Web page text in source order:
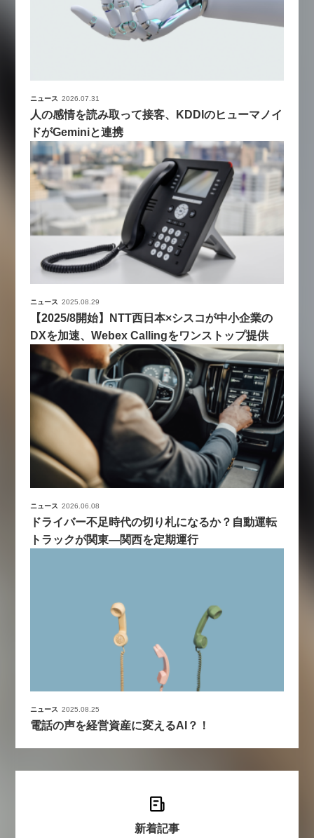
ニュース 2026.07.31
人の感情を読み取って接客、KDDIのヒューマノイ
ドがGeminiと連携
ニュース 2025.08.29
【2025/8開始】NTT西日本×シスコが中小企業の
DXを加速、Webex Callingをワンストップ提供
ニュース 2026.06.08
ドライバー不足時代の切り札になるか？自動運転
トラックが関東―関西を定期運行
ニュース 2025.08.25
電話の声を経営資産に変えるAI？！
新着記事